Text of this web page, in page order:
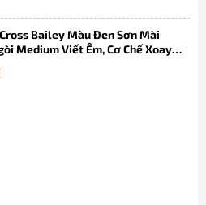
Bailey Màu Đen Sơn Mài
Medium Viết Êm, Cơ Chế Xoay
Dễ Dàng Kèm Hộp